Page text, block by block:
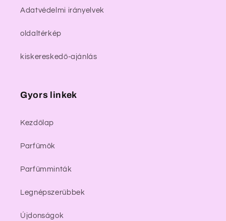
Adatvédelmi irányelvek
oldaltérkép
kiskereskedő-ajánlás
Gyors linkek
Kezdőlap
Parfümök
Parfümminták
Legnépszerűbbek
Újdonságok